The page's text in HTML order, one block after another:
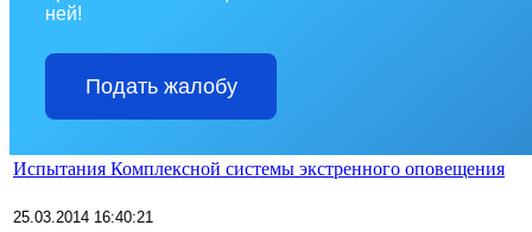
ней!
Подать жалобу
Испытания Комплексной системы экстренного оповещения
25.03.2014 16:40:21